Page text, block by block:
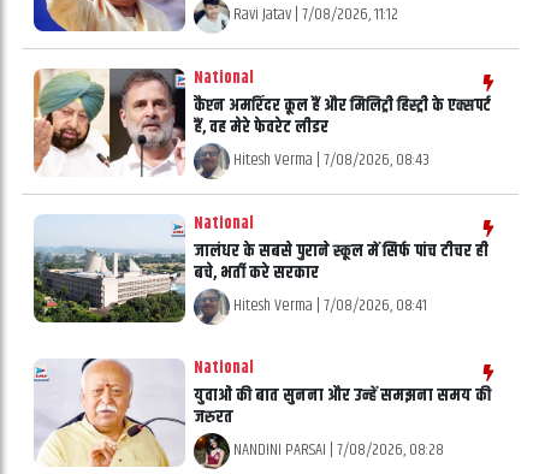
Ravi Jatav| 7/08/2026, 11:12
National
कैप्टन अमरिंदर कूल हैं और मिलिट्री हिस्ट्री के एक्सपर्ट
हैं, वह मेरे फेवरेट लीडर
Hitesh Verma | 7/08/2026, 08:43
National
जालंधर के सबसे पुराने स्कूल में सिर्फ पांच टीचर ही
बचे, भर्ती करे सरकार
Hitesh Verma | 7/08/2026, 08:41
National
युवाओं की बात सुनना और उन्हें समझना समय की
जरुरत
NANDINI PARSAI | 7/08/2026, 08:28